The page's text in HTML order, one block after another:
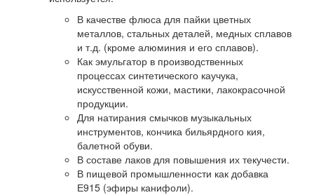
В качестве флюса для пайки цветных
металлов, стальных деталей, медных сплавов
и т.д. (кроме алюминия и его сплавов).
Как эмульгатор в производственных
процессах синтетического каучука,
искусственной кожи, мастики, лакокрасочной
продукции.
Для натирания смычков музыкальных
инструментов, кончика бильярдного кия,
балетной обуви.
В составе лаков для повышения их текучести.
В пищевой промышленности как добавка
Е915 (эфиры канифоли).